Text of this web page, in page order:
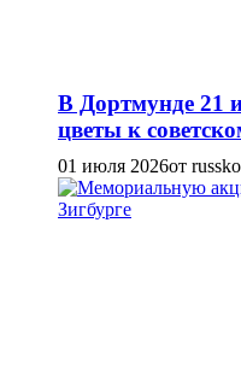
В Дортмунде 21
цветы к
01 июля 2026от